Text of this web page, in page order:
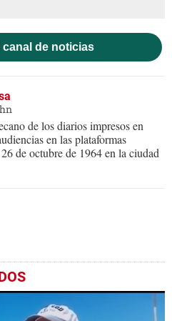
canal de noticias
de los diarios impresos en
en las plataformas
de octubre de 1964 en la ciudad